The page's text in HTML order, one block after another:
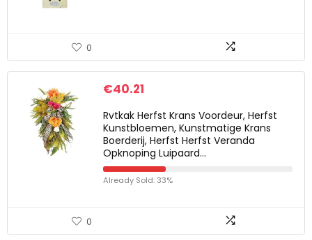
0
€40.21
Rvtkak Herfst Krans Voordeur, Herfst
Kunstbloemen, Kunstmatige Krans
Boerderij, Herfst Herfst Veranda
Opknoping Luipaard…
Already Sold: 33%
0